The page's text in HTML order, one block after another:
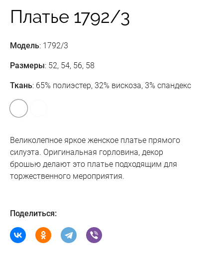
Платье 1792/3
Модель: 1792/3
Размеры: 52, 54, 56, 58
Ткань: 65% полиэстер, 32% вискоза, 3% спандекс
Великолепное яркое женское платье прямого
силуэта. Оригинальная горловина, декор
брошью делают это платье подходящим для
торжественного мероприятия.
Поделиться: